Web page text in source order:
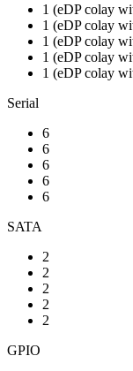
1 (eDP colay
1 (eDP colay
1 (eDP colay
1 (eDP colay
1 (eDP colay
Serial
6
6
6
6
6
SATA
2
2
2
2
2
GPIO